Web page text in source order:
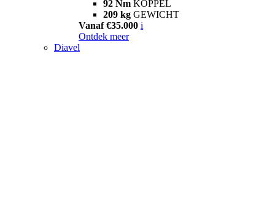
92 Nm KOPPEL
209 kg GEWICHT
Vanaf €35.000 i
Ontdek meer
Diavel